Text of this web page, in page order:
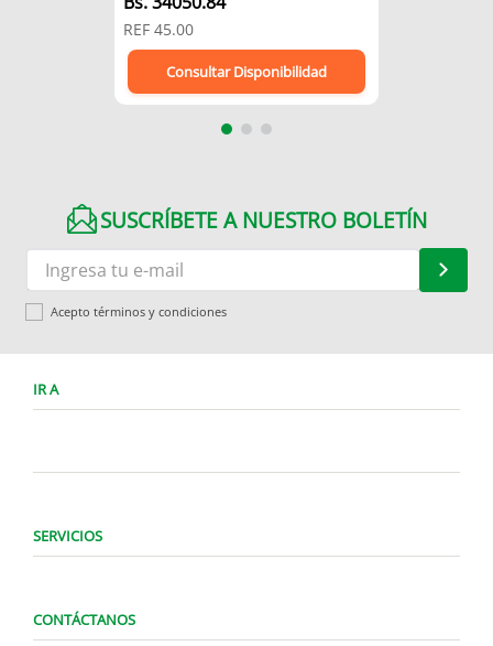
REF 45.00
Consultar Disponibilidad
SUSCRÍBETE A NUESTRO BOLETÍN
Acepto términos y condiciones
IR A
SERVICIOS
CONTÁCTANOS